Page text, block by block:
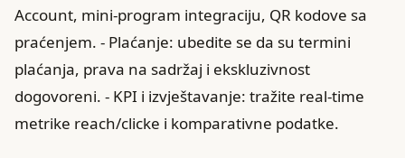
Account, mini-program integraciju, QR kodove sa
praćenjem. - Plaćanje: ubedite se da su termini
plaćanja, prava na sadržaj i ekskluzivnost
dogovoreni. - KPI i izvještavanje: tražite real-time
metrike reach/clicke i komparativne podatke.